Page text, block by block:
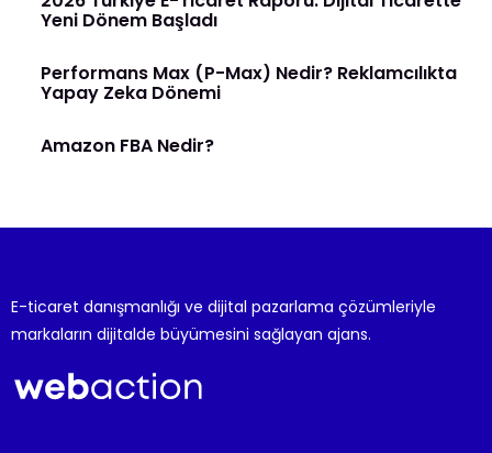
Yeni Dönem Başladı
Performans Max (P-Max) Nedir? Reklamcılıkta
Yapay Zeka Dönemi
Amazon FBA Nedir?
E-ticaret danışmanlığı ve dijital pazarlama çözümleriyle
markaların dijitalde büyümesini sağlayan ajans.